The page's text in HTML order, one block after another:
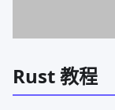
Rust 教程